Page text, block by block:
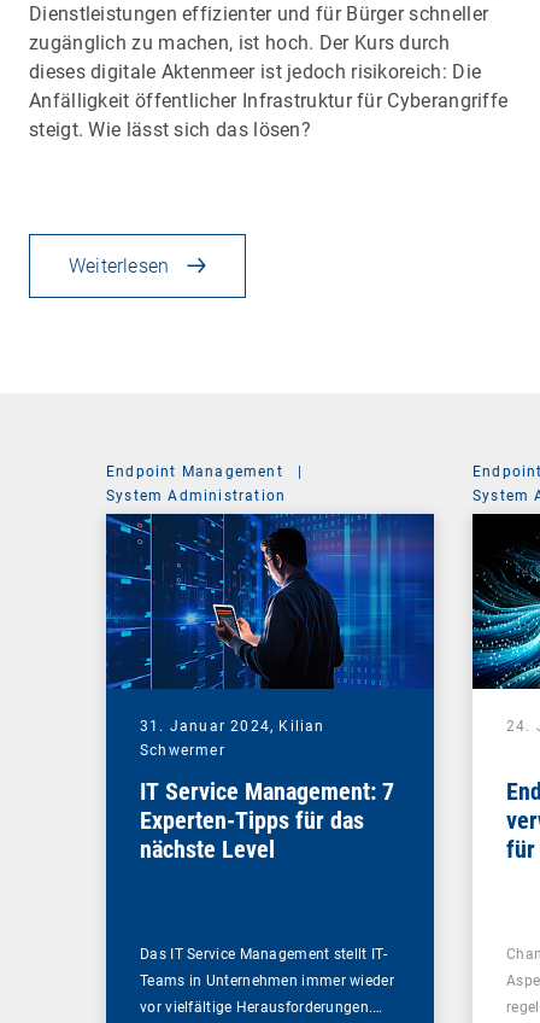
Dienstleistungen effizienter und für Bürger schneller
zugänglich zu machen, ist hoch. Der Kurs durch
dieses digitale Aktenmeer ist jedoch risikoreich: Die
Anfälligkeit öffentlicher Infrastruktur für Cyberangriffe
steigt. Wie lässt sich das lösen?
Weiterlesen
Endpoint Management
System Administration
31. Januar 2024, Kilian
Schwermer
IT Service Management: 7
Experten-Tipps für das
nächste Level
Das IT Service Management stellt IT-
Teams in Unternehmen immer wieder
vor vielfältige Herausforderungen.…
System
24.
für